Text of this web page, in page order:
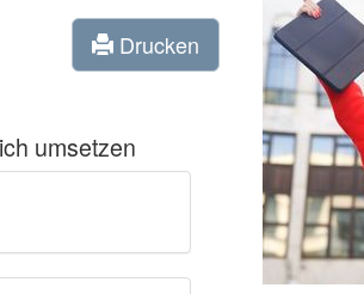
Drucken
umsetzen